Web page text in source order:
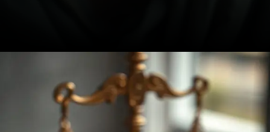
https://ademilsoncs.adv.br/